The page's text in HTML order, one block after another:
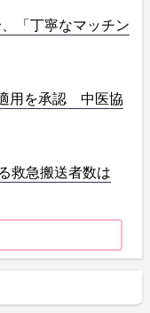
「丁寧なマッチン
用を承認 中医協
救急搬送者数は